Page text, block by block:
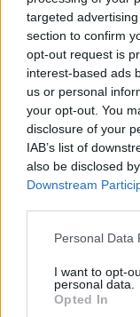
targeted
section to confirm
opt-out request is
interest-based ads
us or personal
your opt-out. You
disclosure of your
IAB’s list of
also be disclosed
Downstream
Please note that
not limited to your
grant or deny
use your data for
Personal Data
I want to opt-
personal data.
Opted In
ΒΡΑΔΥ:
γιαούρτι
6η ΗΜΕΡΑ
ΠΡΩΙΝΟ: 1
στιγμιαίος
αχλάδι &
κρόκου
ΜΕΣΗΜΕΡΙ:
ΑΠΟΓΕΥΜΑ:
καρύδια